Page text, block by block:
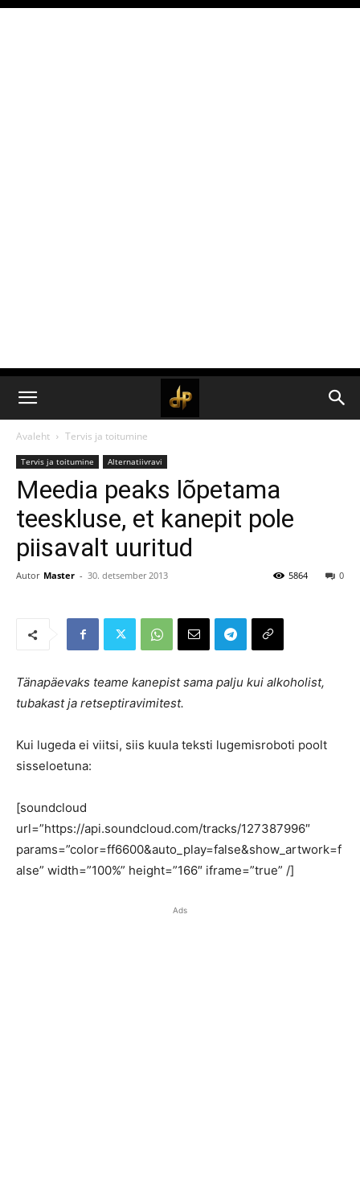
Avaleht Tervis ja toitumine
Tervis ja toitumine Alternatiivravi
Meedia peaks lõpetama
teeskluse, et kanepit pole
piisavalt uuritud
Autor Master - 30. detsember 2013 0
5864
Tänapäevaks teame kanepist sama palju kui alkoholist,
tubakast ja retseptiravimitest.
Kui lugeda ei viitsi, siis kuula teksti lugemisroboti poolt
sisseloetuna:
[soundcloud
url=”https://api.soundcloud.com/tracks/127387996″
params=”color=ff6600&auto_play=false&show_artwork=f
alse” width=”100%” height=”166″ iframe=”true” /]
Ads